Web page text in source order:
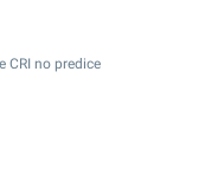
CRI no predice